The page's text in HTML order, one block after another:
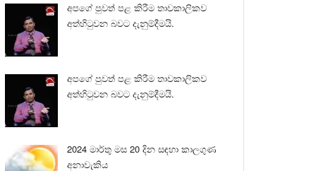
අපගේ පුවත් පළ කිරීම තාවකාලිකව
අත්හිටුවන බවට දැනුම්දීමයි.
අපගේ පුවත් පළ කිරීම තාවකාලිකව
අත්හිටුවන බවට දැනුම්දීමයි.
2024 මාර්තු මස 20 දින සඳහා කාලගුණ
අනාවැකිය